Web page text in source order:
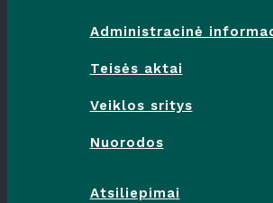
Administracinė
Teisės aktai
Veiklos sritys
Nuorodos
Atsiliepimai